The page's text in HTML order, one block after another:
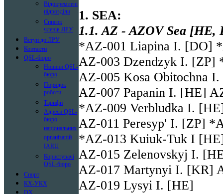
Відокремлені
підрозділи
Список
членів ЛРУ
Вступ до ЛРУ
Контакти
QSL-бюро
Новини QSL-
бюро
Порядок
роботи
Тарифи
Адреси QSL-
бюро
національних
організацій
IARU
Користувачі
QSL-бюро
Спорт
КХ-УКХ
DX
1. SEA:
1.1. AZ - AZOV Sea [HE,
*AZ-001 Liapina I. [DO]
AZ-003 Dzendzyk I.
AZ-005 Kosa Obitochna
AZ-007 Papanin I. [HE]
*AZ-009 Verbludka I.
AZ-011 Peresyp' I. [ZP]
*AZ-013 Kuiuk-Tuk I
AZ-015 Zelenovskyj I.
AZ-017 Martynyi I. [KR]
AZ-019 Lysyi I. [HE]